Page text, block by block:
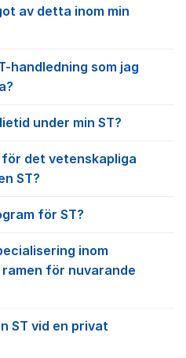
av detta inom min
handledning som jag
under min ST?
det vetenskapliga
ST?
för ST?
inom
för nuvarande
ST vid en privat